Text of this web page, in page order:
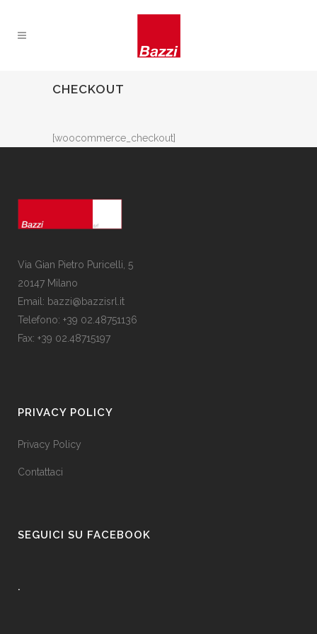
CHECKOUT
[woocommerce_checkout]
Via Gian Pietro Puricelli, 5
20147 Milano
Email: bazzi@bazzisrl.it
Telefono: +39 02.48751136
Fax: +39 02.48715197
PRIVACY POLICY
Privacy Policy
Contattaci
SEGUICI SU FACEBOOK
.